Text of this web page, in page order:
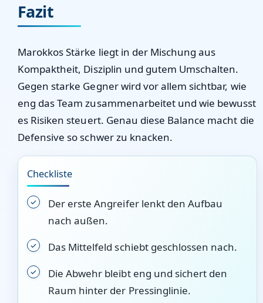
Fazit
Marokkos Stärke liegt in der Mischung aus
Kompaktheit, Disziplin und gutem Umschalten.
Gegen starke Gegner wird vor allem sichtbar, wie
eng das Team zusammenarbeitet und wie bewusst
es Risiken steuert. Genau diese Balance macht die
Defensive so schwer zu knacken.
Checkliste
Der erste Angreifer lenkt den Aufbau
nach außen.
Das Mittelfeld schiebt geschlossen nach.
Die Abwehr bleibt eng und sichert den
Raum hinter der Pressinglinie.